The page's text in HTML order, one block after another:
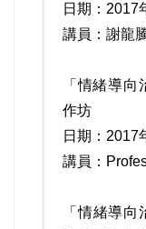
日期：2017
講員：謝龍
「情緒導
作坊
日期：2017
講員：
「情緒導